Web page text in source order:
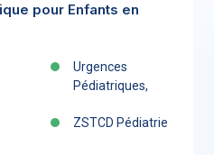
pour Enfants en
Urgences
Pédiatriques,
ZSTCD Pédiatrie